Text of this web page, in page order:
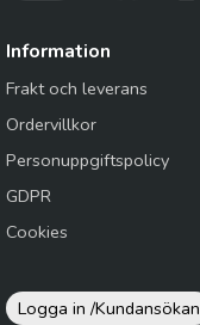
Information
Frakt och leverans
Ordervillkor
Personuppgiftspolicy
GDPR
Cookies
Logga in /Kundansökan